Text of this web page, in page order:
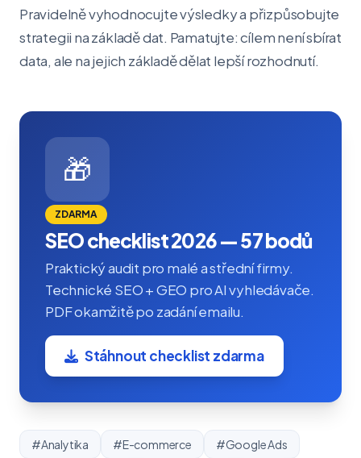
Pravidelně vyhodnocujte výsledky a přizpůsobujte
strategii na základě dat. Pamatujte: cílem není sbírat
data, ale na jejich základě dělat lepší rozhodnutí.
🎁
ZDARMA
SEO checklist 2026 — 57 bodů
Praktický audit pro malé a střední firmy.
Technické SEO + GEO pro AI vyhledávače.
PDF okamžitě po zadání emailu.
Stáhnout checklist zdarma
#Analytika #E-commerce
#Google Ads